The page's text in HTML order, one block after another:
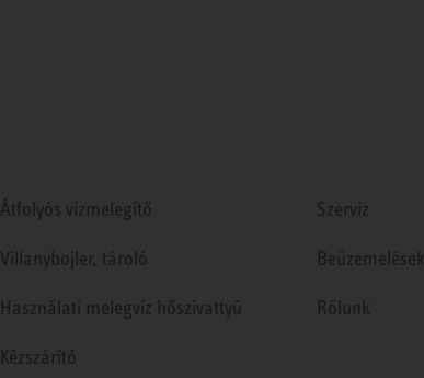
Átfolyós vízmelegítő
Villanybojler, tároló
Használati melegvíz hőszivattyú
Kézszárító
Szerviz
Beüzemelések
Rólunk